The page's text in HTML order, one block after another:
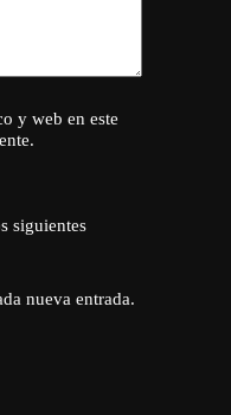
y web en este
siguientes
nueva entrada.